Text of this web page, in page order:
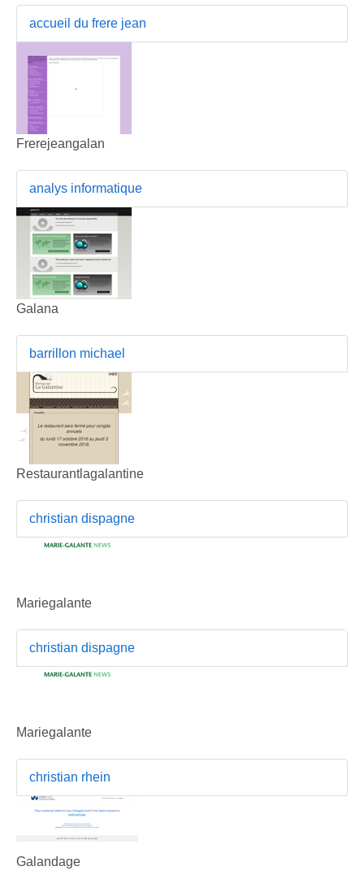
accueil du frere jean
Frerejeangalan
analys informatique
Galana
barrillon michael
Restaurantlagalantine
christian dispagne
Mariegalante
christian dispagne
Mariegalante
christian rhein
Galandage